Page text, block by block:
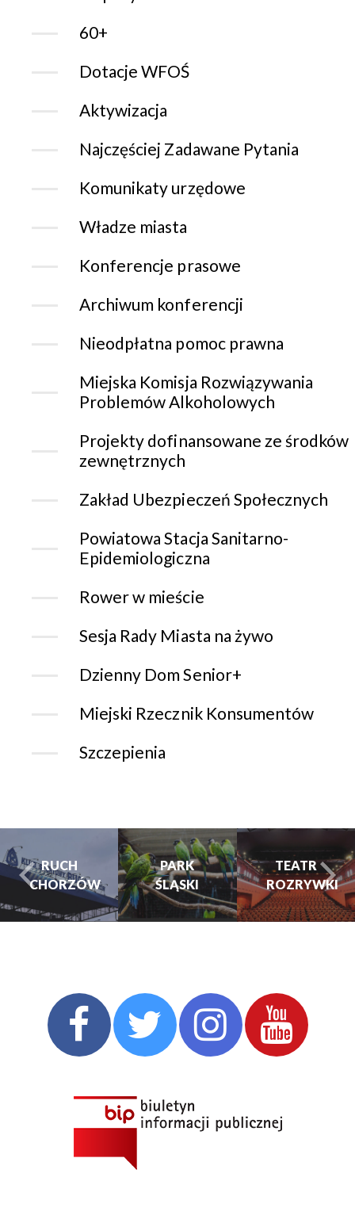
60+
Dotacje WFOŚ
Aktywizacja
Najczęściej Zadawane Pytania
Komunikaty urzędowe
Władze miasta
Konferencje prasowe
Archiwum konferencji
Nieodpłatna pomoc prawna
Miejska Komisja Rozwiązywania
Problemów Alkoholowych
Projekty dofinansowane ze środków
zewnętrznych
Zakład Ubezpieczeń Społecznych
Powiatowa Stacja Sanitarno-
Epidemiologiczna
Rower w mieście
Sesja Rady Miasta na żywo
Dzienny Dom Senior+
Miejski Rzecznik Konsumentów
Szczepienia
PARK
ŚLĄSKI
TEATR
ROZRYWKI
PARK
ŚLĄSKI
CHORZOWSKIE
CENTRUM
KULTURY
GRAJFKA
turysta.Previous